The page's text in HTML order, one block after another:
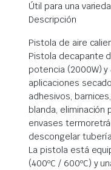
Útil para una
Descripción
Pistola de aire
Pistola decapante
potencia (2000W)
aplicaciones
adhesivos,
blanda, eliminación
envases
descongelar
La pistola está
(400ºC / 600ºC) y